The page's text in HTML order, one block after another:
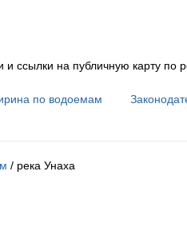
ссылки на публичную карту по
по водоемам
/ рекаУнаха